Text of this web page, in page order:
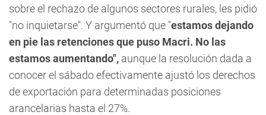
sobre el rechazo de algunos sectores rurales, les pidió
"no inquietarse". Y argumentó que "estamos dejando
en pie las retenciones que puso Macri. No las
estamos aumentando", aunque la resolución dada a
conocer el sábado efectivamente ajustó los derechos
de exportación para determinadas posiciones
arancelarias hasta el 27%.